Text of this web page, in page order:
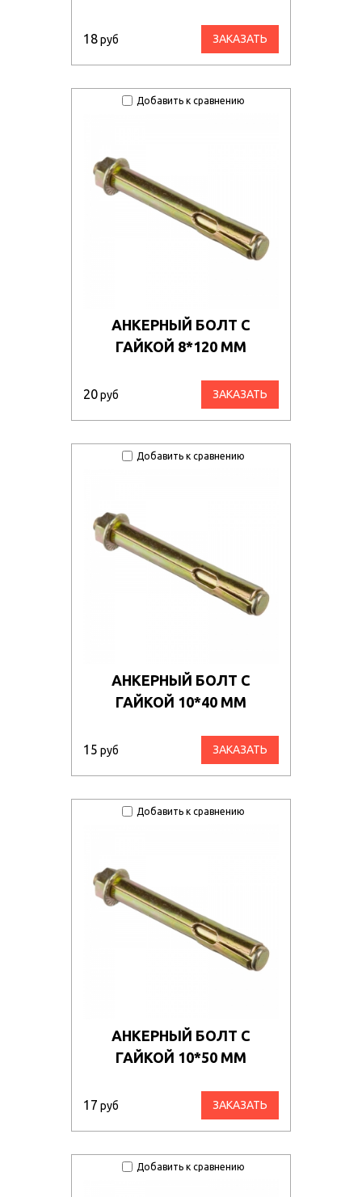
18руб ЗАКАЗАТЬ
Добавить к сравнению
АНКЕРНЫЙ БОЛТ С
ГАЙКОЙ 8*120 ММ
20руб ЗАКАЗАТЬ
Добавить к сравнению
АНКЕРНЫЙ БОЛТ С
ГАЙКОЙ 10*40 ММ
15 руб ЗАКАЗАТЬ
Добавить к сравнению
АНКЕРНЫЙ БОЛТ С
ГАЙКОЙ 10*50 ММ
17 руб ЗАКАЗАТЬ
Добавить к сравнению